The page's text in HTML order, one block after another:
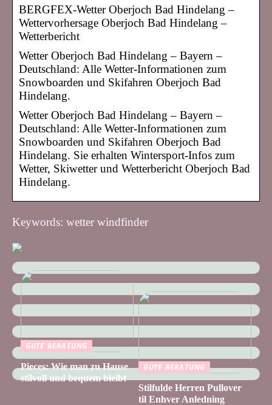
BERGFEX-Wetter Oberjoch Bad Hindelang –
Wettervorhersage Oberjoch Bad Hindelang –
Wetterbericht
Wetter Oberjoch Bad Hindelang – Bayern –
Deutschland: Alle Wetter-Informationen zum
Snowboarden und Skifahren Oberjoch Bad
Hindelang.
Wetter Oberjoch Bad Hindelang – Bayern –
Deutschland: Alle Wetter-Informationen zum
Snowboarden und Skifahren Oberjoch Bad
Hindelang. Sie erhalten Wintersport-Infos zum
Wetter, Skiwetter und Wetterbericht Oberjoch Bad
Hindelang.
Keywords: wetter windfinder
GUTE BERATUNG
Pieces: Wie man zu Hause
stilvoll und bequem bleibt
GUTE BERATUNG
Stilfulde Herren Pullover
til Enhver Anledning